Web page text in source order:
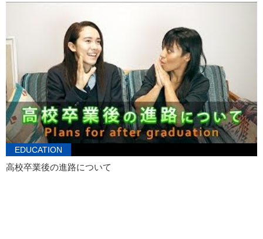
EDUCATION
高校卒業後の進路について